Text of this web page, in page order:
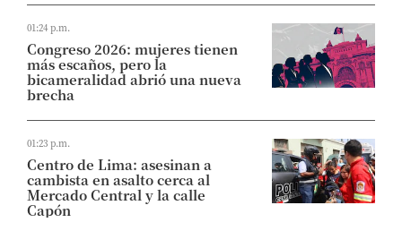
01:24 p.m.
Congreso 2026: mujeres tienen
más escaños, pero la
bicameralidad abrió una nueva
brecha
01:23 p.m.
Centro de Lima: asesinan a
cambista en asalto cerca al
Mercado Central y la calle
Capón